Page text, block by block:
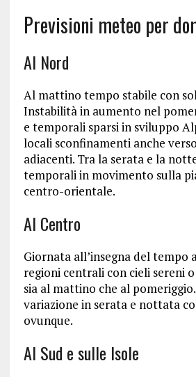
Previsioni meteo per
Al Nord
Al mattino tempo stabile con
Instabilità in aumento nel
e temporali sparsi in sviluppo
locali sconfinamenti anche
adiacenti. Tra la serata e la
temporali in movimento sulla
centro-orientale.
Al Centro
Giornata all’insegna del tempo
regioni centrali con cieli sereni
sia al mattino che al
variazione in serata e nottata
ovunque.
Al Sud e sulle Isole